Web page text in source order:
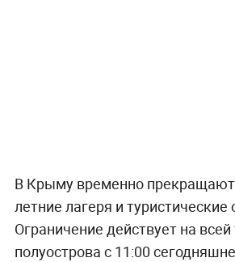
В Крыму временно
летние лагеря и
Ограничение действует на всей
полуострова с 11:00